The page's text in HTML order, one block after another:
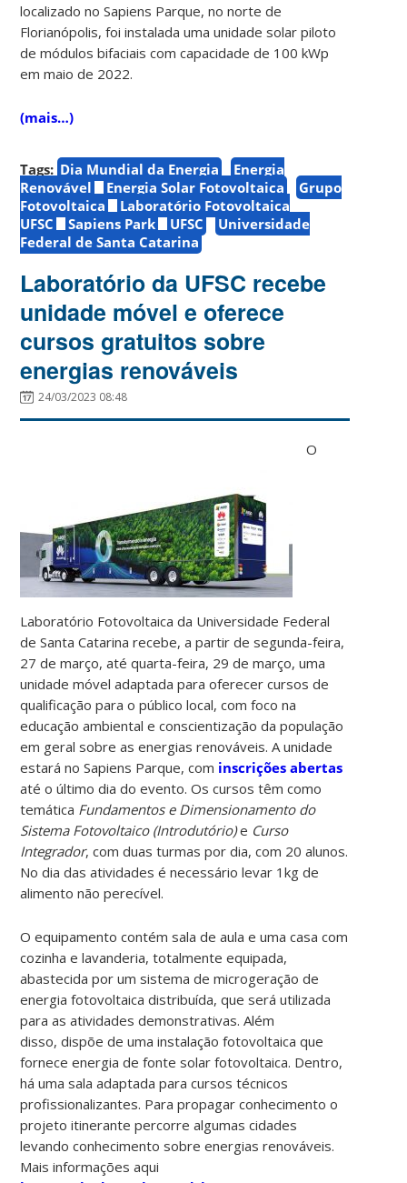
localizado no Sapiens Parque, no norte de
Florianópolis, foi instalada uma unidade solar piloto
de módulos bifaciais com capacidade de 100 kWp
em maio de 2022.
(mais…)
Tags: Dia Mundial da Energia
Energia
Renovável
Energia Solar Fotovoltaica
Grupo
Fotovoltaica
Laboratório Fotovoltaica
UFSC
Sapiens Park UFSC
Universidade
Federal de Santa Catarina
Laboratório da UFSC recebe
unidade móvel e oferece
cursos gratuitos sobre
energias renováveis
24/03/2023 08:48
O
Laboratório Fotovoltaica da Universidade Federal
de Santa Catarina recebe, a partir de segunda-feira,
27 de março, até quarta-feira, 29 de março, uma
unidade móvel adaptada para oferecer cursos de
qualificação para o público local, com foco na
educação ambiental e conscientização da população
em geral sobre as energias renováveis. A unidade
estará no Sapiens Parque, com inscrições abertas
até o último dia do evento. Os cursos têm como
temática Fundamentos e Dimensionamento do
Sistema Fotovoltaico (Introdutório)e Curso
Integrador, com duas turmas por dia, com 20 alunos.
No dia das atividades é necessário levar 1kg de
alimento não perecível.
O equipamento contém sala de aula e uma casa com
cozinha e lavanderia, totalmente equipada,
abastecida por um sistema de microgeração de
energia fotovoltaica distribuída, que será utilizada
para as atividades demonstrativas. Além
disso, dispõe de uma instalação fotovoltaica que
fornece energia de fonte solar fotovoltaica. Dentro,
há uma sala adaptada para cursos técnicos
profissionalizantes. Para propagar conhecimento o
projeto itinerante percorre algumas cidades
levando conhecimento sobre energias renováveis.
Mais informações aqui